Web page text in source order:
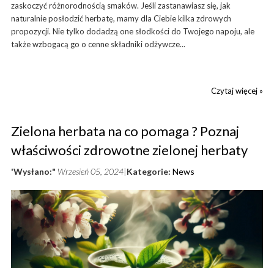
zaskoczyć różnorodnością smaków. Jeśli zastanawiasz się, jak
naturalnie posłodzić herbatę, mamy dla Ciebie kilka zdrowych
propozycji. Nie tylko dodadzą one słodkości do Twojego napoju, ale
także wzbogacą go o cenne składniki odżywcze...
Czytaj więcej »
Zielona herbata na co pomaga ? Poznaj
właściwości zdrowotne zielonej herbaty
'Wysłano:" Wrzesień 05, 2024 Kategorie: News